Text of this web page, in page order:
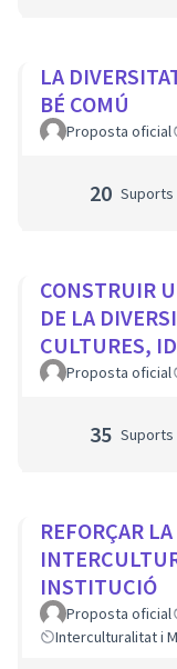
LA
BÉ COMÚ
Proposta oficial
20 Suports
CONSTRUIR
DE LA
CULTURES,
RELIGIONS
Proposta oficial
35 Suports
REFORÇAR
INSTITUCIÓ
Proposta oficial
Interculturalitat i